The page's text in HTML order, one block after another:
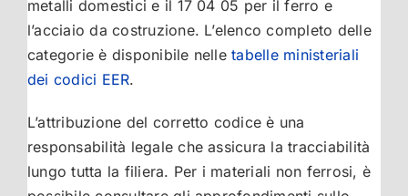
metalli domestici e il 17 04 05 per il ferro e
l’acciaio da costruzione. L’elenco completo delle
categorie è disponibile nelletabelle ministeriali
dei codici EER.
L’attribuzione del corretto codice è una
responsabilità legale che assicura la tracciabilità
lungo tutta la filiera. Per i materiali non ferrosi, è